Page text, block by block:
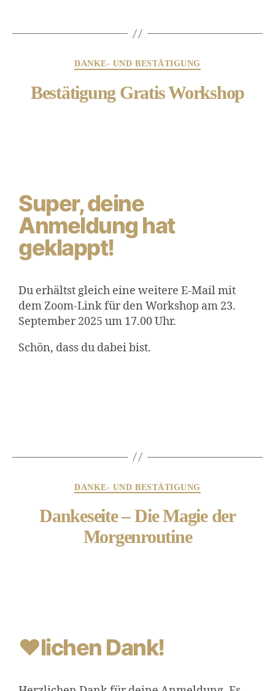
DANKE- UND BESTÄTIGUNG
Bestätigung Gratis Workshop
Super, deine
Anmeldung hat
geklappt!
Du erhältst gleich eine weitere E-Mail mit
dem Zoom-Link für den Workshop am 23.
September 2025 um 17.00 Uhr.
Schön, dass du dabei bist.
DANKE- UND BESTÄTIGUNG
Dankeseite – Die Magie der
Morgenroutine
❤lichen Dank!